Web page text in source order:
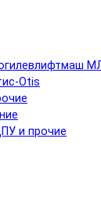
Otis
и прочие